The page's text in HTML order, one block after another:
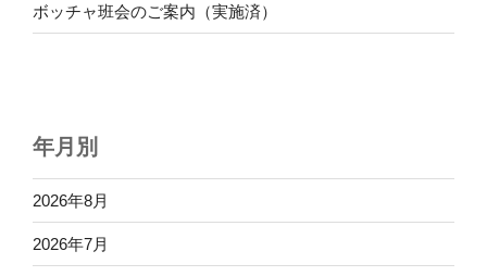
ボッチャ班会のご案内（実施済）
年月別
2026年8月
2026年7月